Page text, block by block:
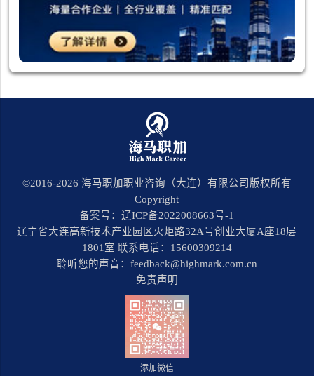
©2016-2026 海马职加职业咨询（大连）有限公司版权所有
Copyright
备案号：辽ICP备2022008663号-1
辽宁省大连高新技术产业园区火炬路32A号创业大厦A座18层
1801室 联系电话：15600309214
聆听您的声音：feedback@highmark.com.cn
免责声明
添加微信